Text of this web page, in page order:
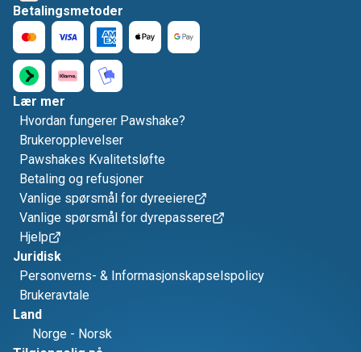
Betalingsmetoder
Lær mer
Hvordan fungerer Pawshake?
Brukeropplevelser
Pawshakes Kvalitetsløfte
Betaling og refusjoner
Vanlige spørsmål for dyreeiere
Vanlige spørsmål for dyrepassere
Hjelp
Juridisk
Personverns- & Informasjonskapselspolicy
Brukeravtale
Land
Norge - Norsk